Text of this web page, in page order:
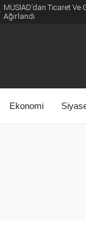
MÜSİAD’dan Ticaret Ve
Ağırlandı
Ekonomi